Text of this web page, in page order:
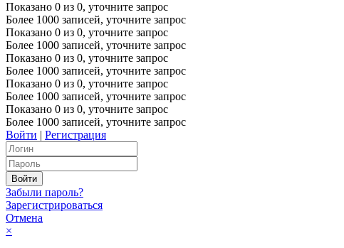
Показано 0 из 0, уточните запрос
Более 1000 записей, уточните запрос
Показано 0 из 0, уточните запрос
Более 1000 записей, уточните запрос
Показано 0 из 0, уточните запрос
Более 1000 записей, уточните запрос
Показано 0 из 0, уточните запрос
Более 1000 записей, уточните запрос
Показано 0 из 0, уточните запрос
Более 1000 записей, уточните запрос
Войти | Регистрация
Забыли пароль?
Зарегистрироваться
Отмена
×